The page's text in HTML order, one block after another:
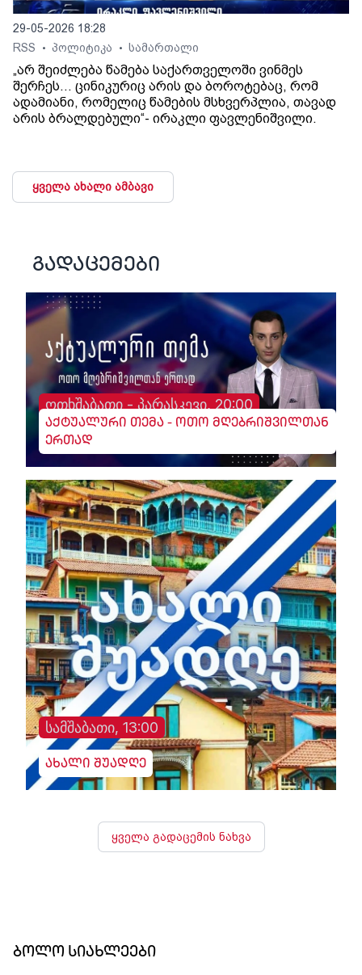
29-05-2026 18:28
RSS
• პოლიტიკა • სამართალი
„არ შეიძლება წამება საქართველოში ვინმეს
შერჩეს… ცინიკურიც არის და ბოროტებაც, რომ
ადამიანი, რომელიც წამების მსხვერპლია, თავად
არის ბრალდებული“- ირაკლი ფავლენიშვილი.
ყველა ახალი ამბავი
გადაცემები
ოთხშაბათი - პარასკევი, 20:00
აქტუალური თემა - ოთო მღებრიშვილთან
ერთად
სამშაბათი, 13:00
ახალი შუადღე
ყველა გადაცემის ნახვა
ბოლო სიახლეები